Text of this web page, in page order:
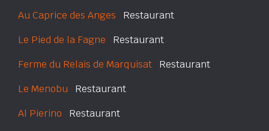
Au Caprice des Anges Restaurant
Le Pied de la Fagne Restaurant
Ferme du Relais de Marquisat Restaurant
Le Menobu Restaurant
Al Pierino Restaurant